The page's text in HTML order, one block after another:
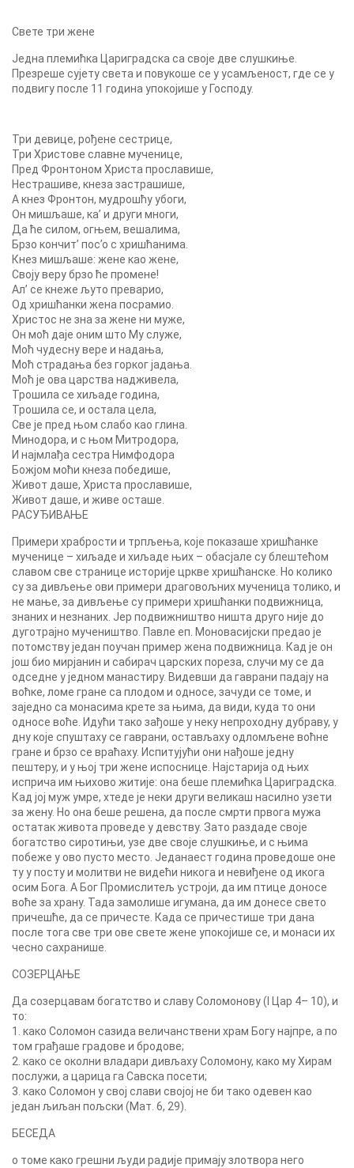
Свете три жене
Једна племићка Цариградска са своје две слушкиње.
Презреше сујету света и повукоше се у усамљеност, где се у
подвигу после 11 година упокојише у Господу.
Три девице, рођене сестрице,
Три Христове славне мученице,
Пред Фронтоном Христа прославише,
Нестрашиве, кнеза застрашише,
А кнез Фронтон, мудрошћу убоги,
Он мишљаше, ка’ и други многи,
Да ће силом, огњем, вешалима,
Брзо кончит’ пос’о с хришћанима.
Кнез мишљаше: жене као жене,
Своју веру брзо ће промене!
Ал’ се кнеже љуто преварио,
Од хришћанки жена посрамио.
Христос не зна за жене ни муже,
Он моћ даје оним што Му служе,
Моћ чудесну вере и надања,
Моћ страдања без горког јадања.
Моћ је ова царства надживела,
Трошила се хиљаде година,
Трошила се, и остала цела,
Све је пред њом слабо као глина.
Минодора, и с њом Митродора,
И најмлађа сестра Нимфодора
Божјом моћи кнеза победише,
Живот даше, Христа прославише,
Живот даше, и живе осташе.
РАСУЂИВАЊЕ
Примери храбрости и трпљења, које показаше хришћанке
мученице – хиљаде и хиљаде њих – обасјале су блештећом
славом све странице историје цркве хришћанске. Но колико
су за дивљење ови примери драговољних мученица толико, и
не мање, за дивљење су примери хришћанки подвижница,
знаних и незнаних. Јер подвижништво ништа друго није до
дуготрајно мучеништво. Павле еп. Моновасијски предао је
потомству један поучан пример жена подвижница. Кад је он
још био мирјанин и сабирач царских пореза, случи му се да
одседне у једном манастиру. Видевши да гаврани падају на
воћке, ломе гране са плодом и односе, зачуди се томе, и
заједно са монасима крете за њима, да види, куда то они
односе воће. Идући тако зађоше у неку непроходну дубраву, у
дну које спуштаху се гаврани, остављаху одломљене воћне
гране и брзо се враћаху. Испитујући они нађоше једну
пештеру, и у њој три жене испоснице. Најстарија од њих
исприча им њихово житије: она беше племићка Цариградска.
Кад јој муж умре, хтеде је неки други великаш насилно узети
за жену. Но она беше решена, да после смрти првога мужа
остатак живота проведе у девству. Зато раздаде своје
богатство сиротињи, узе две своје слушкиње, и с њима
побеже у ово пусто место. Једанаест година проведоше оне
ту у посту и молитви не видећи никога и невиђене од икога
осим Бога. А Бог Промислитељ устроји, да им птице доносе
воће за храну. Тада замолише игумана, да им донесе свето
причешће, да се причесте. Када се причестише три дана
после тога све три ове свете жене упокојише се, и монаси их
чесно сахранише.
СОЗЕРЦАЊЕ
Да созерцавам богатство и славу Соломонову (I Цар 4– 10), и
то:
1. како Соломон сазида величанствени храм Богу најпре, а по
том грађаше градове и бродове;
2. како се околни владари дивљаху Соломону, како му Хирам
послужи, а царица га Савска посети;
3. како Соломон у свој слави својој не би тако одевен као
један љиљан пољски (Мат. 6, 29).
БЕСЕДА
о томе како грешни људи радије примају злотвора него